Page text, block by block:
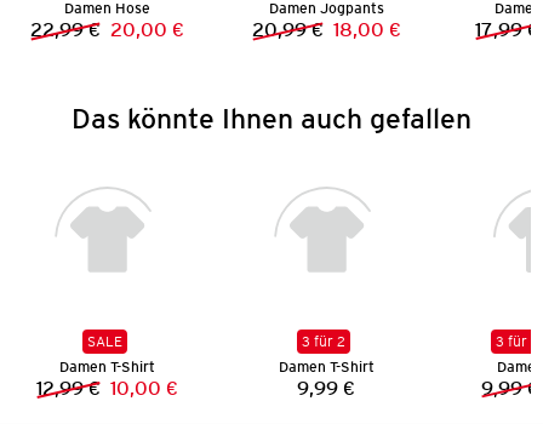
Damen Hose
Vorheriger Preis:
22,99 € Neuer Preis:
20,00 €
Damen Jogpants
Vorheriger Preis:
20,99 € Neuer Preis:
18,00 € 17,99 €
Das könnte Ihnen auch gefallen
SALE
Damen T-Shirt
Vorheriger Preis:
12,99 € Neuer Preis:
10,00 €
3 für 2
Damen T-Shirt
Preis:
9,99 €
3 für 2
9,99 €